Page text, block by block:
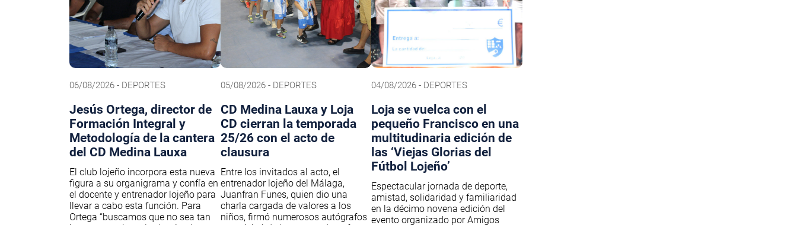
06/08/2026 - DEPORTES
Jesús Ortega, director de
Formación Integral y
Metodología de la cantera
del CD Medina Lauxa
El club lojeño incorpora esta nueva
figura a su organigrama y confía en
el docente y entrenador lojeño para
llevar a cabo esta función. Para
Ortega “buscamos que no sea tan
05/08/2026 - DEPORTES
CD Medina Lauxa y Loja
CD cierran la temporada
25/26 con el acto de
clausura
Entre los invitados al acto, el
entrenador lojeño del Málaga,
Juanfran Funes, quien dio una
charla cargada de valores a los
niños, firmó numerosos autógrafos
04/08/2026 - DEPORTES
Loja se vuelca con el
pequeño Francisco en una
multitudinaria edición de
las ‘Viejas Glorias del
Fútbol Lojeño’
Espectacular jornada de deporte,
amistad, solidaridad y familiaridad
en la décimo novena edición del
evento organizado por Amigos